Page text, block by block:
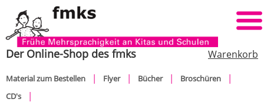
Warenkorb
Der Online-Shop des fmks
Navigation
überspringen
Material zum Bestellen Flyer Bücher
Broschüren
CD's